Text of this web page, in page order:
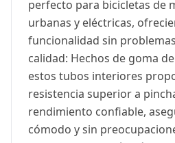
perfecto para bicicletas de
urbanas y eléctricas,
funcionalidad sin
calidad: Hechos de goma
estos tubos interiores
resistencia superior a
rendimiento confiable,
cómodo y sin